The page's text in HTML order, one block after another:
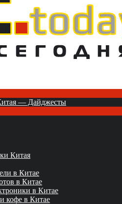
— Дайджесты
Китая
в Китае
в Китае
в Китае
кофе в Китае